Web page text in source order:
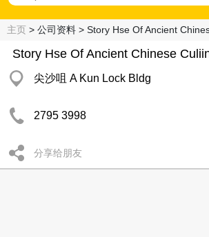
主页 > 公司资料 > Story Hse Of Ancient
Story Hse Of Ancient Chinese
尖沙咀 A Kun Lock Bldg
2795 3998
分享给朋友